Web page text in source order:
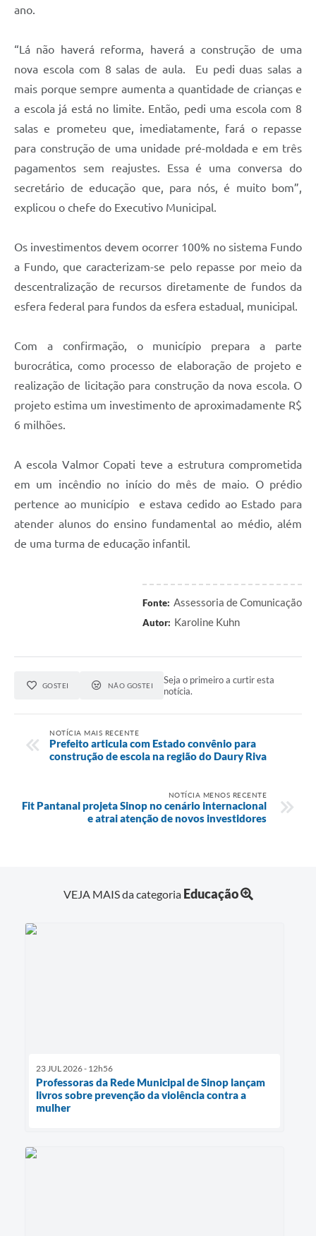
ano.
“Lá não haverá reforma, haverá a construção de uma
nova escola com 8 salas de aula. Eu pedi duas salas a
mais porque sempre aumenta a quantidade de crianças e
a escola já está no limite. Então, pedi uma escola com 8
salas e prometeu que, imediatamente, fará o repasse
para construção de uma unidade pré-moldada e em três
pagamentos sem reajustes. Essa é uma conversa do
secretário de educação que, para nós, é muito bom”,
explicou o chefe do Executivo Municipal.
Os investimentos devem ocorrer 100% no sistema Fundo
a Fundo, que caracterizam-se pelo repasse por meio da
descentralização de recursos diretamente de fundos da
esfera federal para fundos da esfera estadual, municipal.
Com a confirmação, o município prepara a parte
burocrática, como processo de elaboração de projeto e
realização de licitação para construção da nova escola. O
projeto estima um investimento de aproximadamente R$
6 milhões.
A escola Valmor Copati teve a estrutura comprometida
em um incêndio no início do mês de maio. O prédio
pertence ao município e estava cedido ao Estado para
atender alunos do ensino fundamental ao médio, além
de uma turma de educação infantil.
Fonte: Assessoria de Comunicação
Autor: Karoline Kuhn
GOSTEI NÃO GOSTEI
Seja o primeiro a curtir esta
notícia.
NOTÍCIA MAIS RECENTE
Prefeito articula com Estado convênio para
construção de escola na região do Daury Riva
NOTÍCIA MENOS RECENTE
Fit Pantanal projeta Sinop no cenário internacional
e atrai atenção de novos investidores
VEJA MAIS da categoria Educação
23 JUL 2026 - 12h56
Professoras da Rede Municipal de Sinop lançam
livros sobre prevenção da violência contra a
mulher